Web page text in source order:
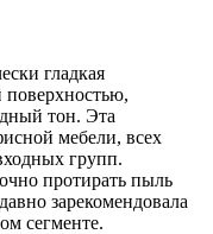
гладкая
поверхностью,
тон. Эта
мебели, всех
групп.
протирать пыль
зарекомендовала
сегменте.